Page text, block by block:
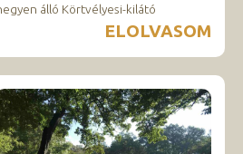
álló Körtvélyesi-kilátó
ELOLVASOM